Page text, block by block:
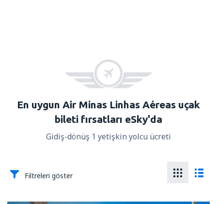
En uygun Air Minas Linhas Aéreas uçak
bileti fırsatları eSky'da
Gidiş-dönüş 1 yetişkin yolcu ücreti
Filtreleri göster